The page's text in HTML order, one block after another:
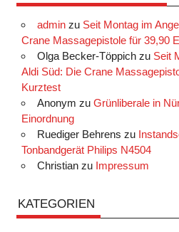
adminzu Seit Montag im
Crane Massagepistole für 39,90
Olga Becker-Töppichzu Seit
Aldi Süd: Die Crane
Kurztest
Anonym zu Grünliberale in
Einordnung
Ruediger Behrens zu
Tonbandgerät Philips N4504
Christianzu Impressum
KATEGORIEN